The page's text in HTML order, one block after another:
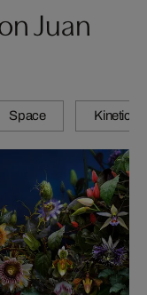
Juan
Space Kinetic